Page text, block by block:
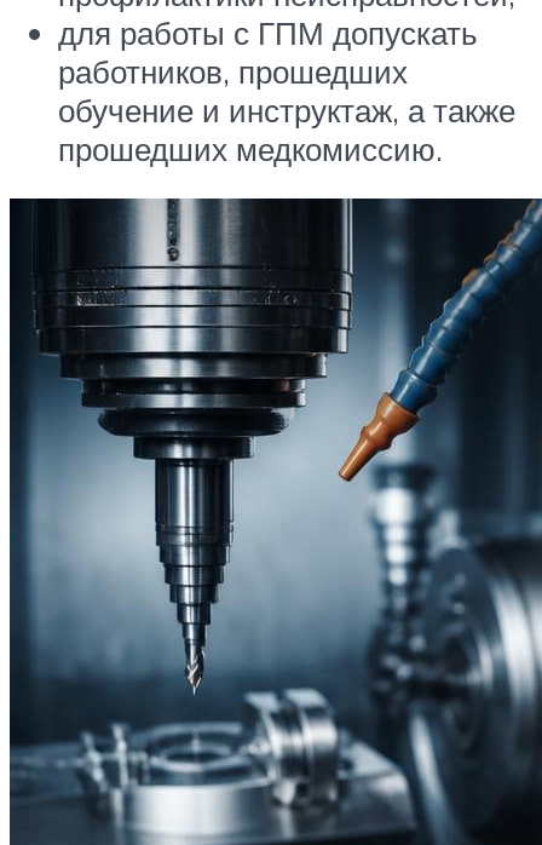
для работы с ГПМ допускать
работников, прошедших
обучение и инструктаж, а также
прошедших медкомиссию.